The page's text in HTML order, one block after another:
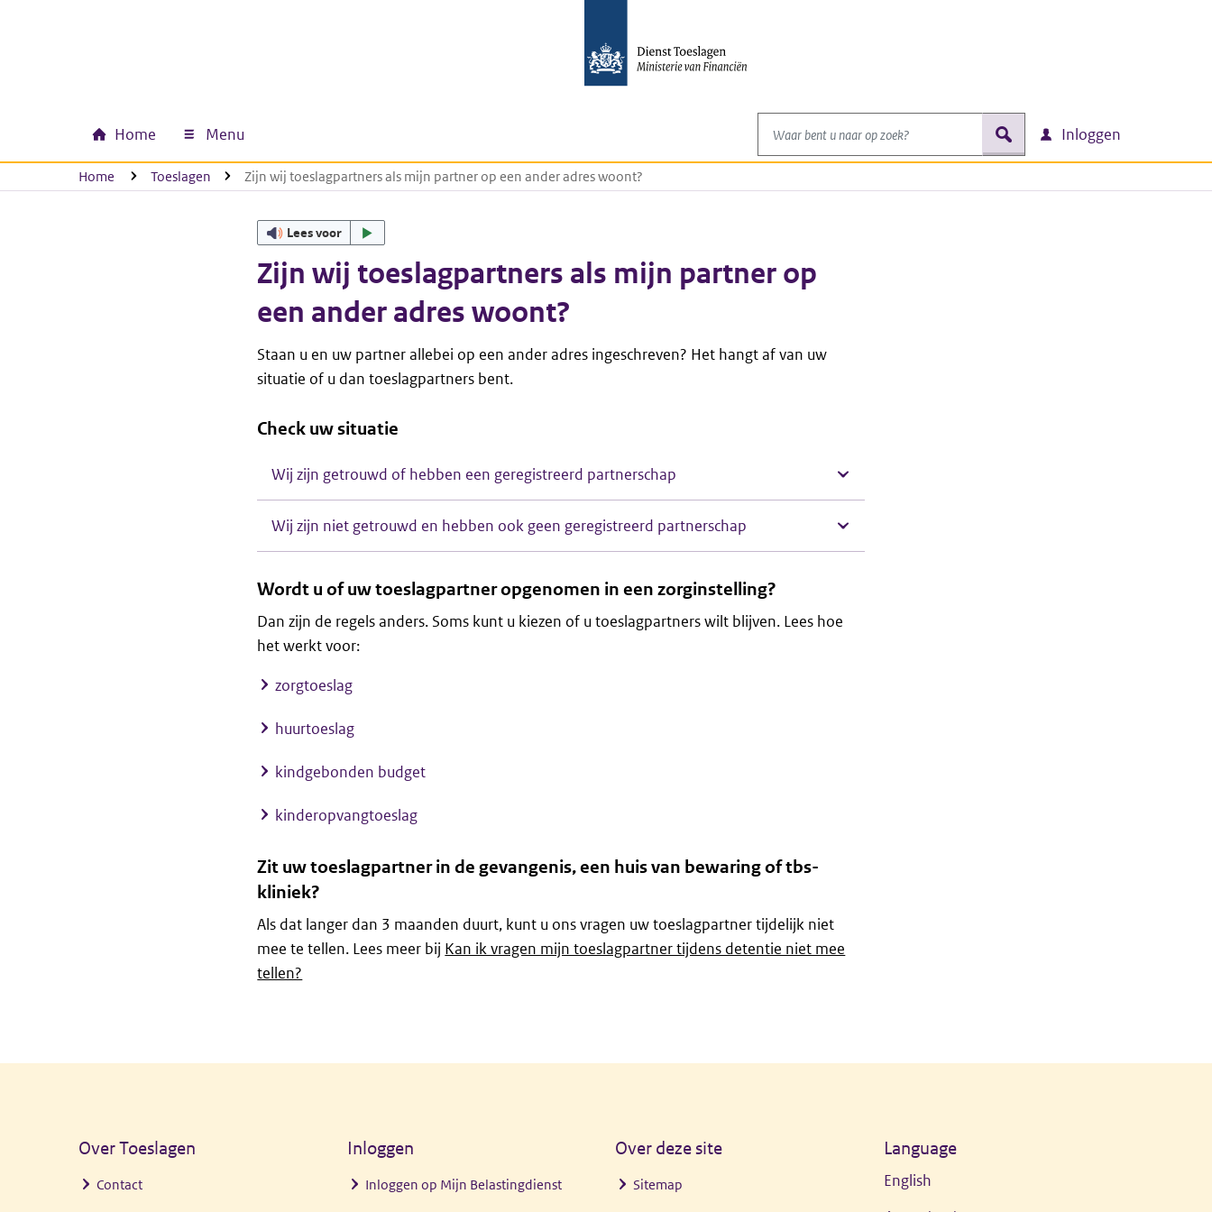
Hoofdnavigatie
Home Menu
Waar bent u naar op zoek?
zoek Inloggen
U bevindt zich hier:
Home Toeslagen Zijn wij toeslagpartners als mijn partner op een ander adres woont?
Lees voor
Zijn wij toeslagpartners als mijn partner op
een ander adres woont?
Staan u en uw partner allebei op een ander adres ingeschreven? Het hangt af van uw
situatie of u dan toeslagpartners bent.
Check uw situatie
Wij zijn getrouwd of hebben een geregistreerd partnerschap
Wij zijn niet getrouwd en hebben ook geen geregistreerd partnerschap
Wordt u of uw toeslagpartner opgenomen in een zorginstelling?
Dan zijn de regels anders. Soms kunt u kiezen of u toeslagpartners wilt blijven. Lees hoe
het werkt voor:
zorgtoeslag
huurtoeslag
kindgebonden budget
kinderopvangtoeslag
Zit uw toeslagpartner in de gevangenis, een huis van bewaring of tbs-
kliniek?
Als dat langer dan 3 maanden duurt, kunt u ons vragen uw toeslagpartner tijdelijk niet
mee te tellen. Lees meer bij Kan ik vragen mijn toeslagpartner tijdens detentie niet mee
tellen?
Over Toeslagen
Contact
Inloggen
Inloggen op Mijn Belastingdienst
Over deze site
Sitemap
Language
English